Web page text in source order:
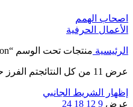
اصحاب الهمم
الأعمال الحرفية
الرئيسية منتجات تحت الوسم “people of determination”
عرض ⁦11⁩ من كل النتائج تم الفرز
إظهار الشريط الجانبي
عرض 9
12
18
24